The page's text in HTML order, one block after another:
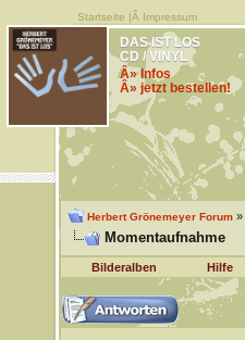
Startseite |Â Impressum
DAS IST LOS
CD / VINYL
Â» Infos
Â» jetzt bestellen!
Herbert Grönemeyer Forum»
Momentaufnahme
Bilderalben Hilfe